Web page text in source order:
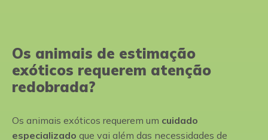
Os animais de estimação
exóticos requerem atenção
redobrada?
Os animais exóticos requerem um cuidado
especializado que vai além das necessidades de